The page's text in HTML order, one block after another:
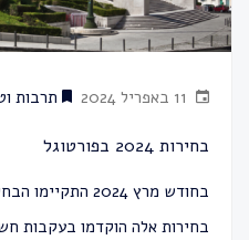
תרבות
בחירות 2024 בפורטוגל
בחודש מרץ 2024
בחירות אלה הוקדמו בעקבות